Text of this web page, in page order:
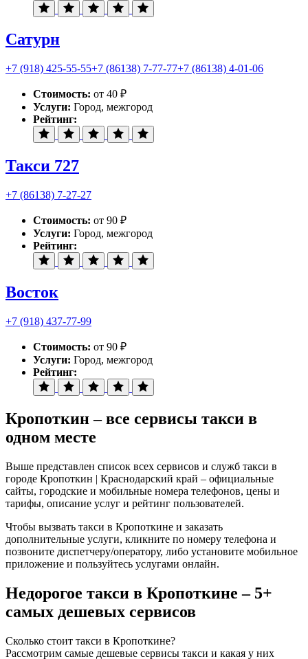
Сатурн
+7 (918) 425-55-55+7 (86138) 7-77-77+7 (86138) 4-01-06
Стоимость: от 40 ₽
Услуги: Город, межгород
Рейтинг:
Такси 727
+7 (86138) 7-27-27
Стоимость: от 90 ₽
Услуги: Город, межгород
Рейтинг:
Восток
+7 (918) 437-77-99
Стоимость: от 90 ₽
Услуги: Город, межгород
Рейтинг:
Кропоткин – все сервисы такси в
одном месте
Выше представлен список всех сервисов и служб такси в
городе Кропоткин | Краснодарский край – официальные
сайты, городские и мобильные номера телефонов, цены и
тарифы, описание услуг и рейтинг пользователей.
Чтобы вызвать такси в Кропоткине и заказать
дополнительные услуги, кликните по номеру телефона и
позвоните диспетчеру/оператору, либо установите мобильное
приложение и пользуйтесь услугами онлайн.
Недорогое такси в Кропоткине – 5+
самых дешевых сервисов
Сколько стоит такси в Кропоткине?
Рассмотрим самые дешевые сервисы такси и какая у них